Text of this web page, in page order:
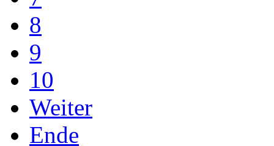
8
9
10
Weiter
Ende